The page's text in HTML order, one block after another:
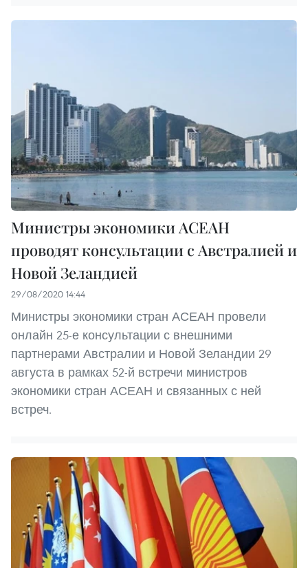
Министры экономики АСЕАН
проводят консультации с Австралией и
Новой Зеландией
29/08/2020 14:44
Министры экономики стран АСЕАН провели
онлайн 25-е консультации с внешними
партнерами Австралии и Новой Зеландии 29
августа в рамках 52-й встречи министров
экономики стран АСЕАН и связанных с ней
встреч.